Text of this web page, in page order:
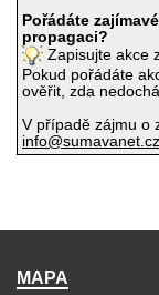
Pořádáte
propagaci?
Zapisujte akce
Pokud pořádáte
ověřit, zda
V případě zájmu o
info@sumavanet.cz
MAPA